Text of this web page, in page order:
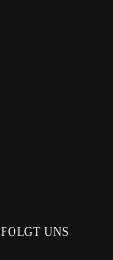
FOLGT UNS